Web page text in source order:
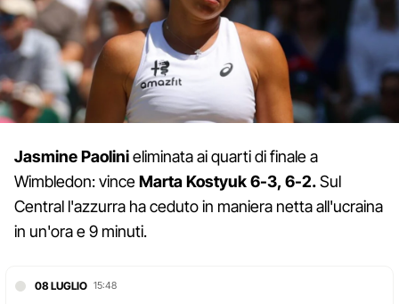
Jasmine Paolinieliminata ai quarti di finale a
Wimbledon: vinceMarta Kostyuk 6-3, 6-2.Sul
Central l'azzurra ha ceduto in maniera netta all'ucraina
in un'ora e 9 minuti.
08 LUGLIO 15:48